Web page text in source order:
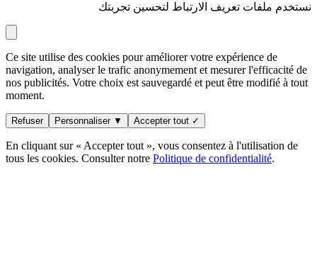
نستخدم ملفات تعريف الارتباط لتحسين تجربتك
Ce site utilise des cookies pour améliorer votre expérience de
navigation, analyser le trafic anonymement et mesurer l'efficacité de
nos publicités. Votre choix est sauvegardé et peut être modifié à tout
moment.
Refuser Personnaliser ▼ Accepter tout ✓
En cliquant sur « Accepter tout », vous consentez à l'utilisation de
tous les cookies. Consulter notre Politique de confidentialité.